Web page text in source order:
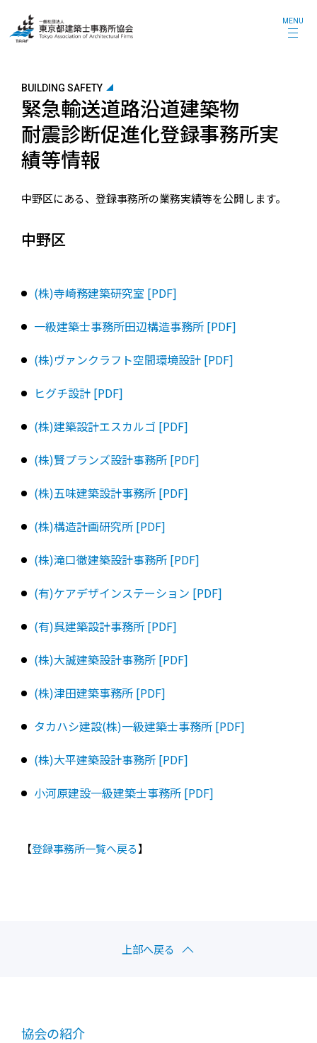
MENU
BUILDING SAFETY
緊急輸送道路沿道建築物
耐震診断促進化登録事務所実
績等情報
中野区にある、登録事務所の業務実績等を公開します。
中野区
(株)寺崎務建築研究室 [PDF]
一級建築士事務所田辺構造事務所 [PDF]
(株)ヴァンクラフト空間環境設計 [PDF]
ヒグチ設計 [PDF]
(株)建築設計エスカルゴ [PDF]
(株)賢プランズ設計事務所 [PDF]
(株)五味建築設計事務所 [PDF]
(株)構造計画研究所 [PDF]
(株)滝口徹建築設計事務所 [PDF]
(有)ケアデザインステーション [PDF]
(有)呉建築設計事務所 [PDF]
(株)大誠建築設計事務所 [PDF]
(株)津田建築事務所 [PDF]
タカハシ建設(株)一級建築士事務所 [PDF]
(株)大平建築設計事務所 [PDF]
小河原建設一級建築士事務所 [PDF]
【登録事務所一覧へ戻る】
上部へ戻る
協会の紹介